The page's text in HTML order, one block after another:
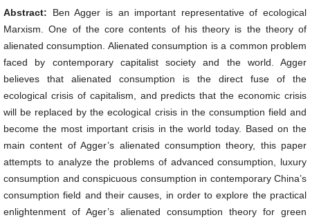
Abstract: Ben Agger is an important representative of ecological
Marxism. One of the core contents of his theory is the theory of
alienated consumption. Alienated consumption is a common problem
faced by contemporary capitalist society and the world. Agger
believes that alienated consumption is the direct fuse of the
ecological crisis of capitalism, and predicts that the economic crisis
will be replaced by the ecological crisis in the consumption field and
become the most important crisis in the world today. Based on the
main content of Agger’s alienated consumption theory, this paper
attempts to analyze the problems of advanced consumption, luxury
consumption and conspicuous consumption in contemporary China’s
consumption field and their causes, in order to explore the practical
enlightenment of Ager’s alienated consumption theory for green